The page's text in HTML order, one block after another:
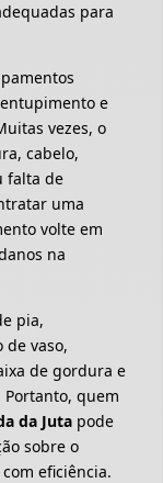
para
e
vezes, o
cabelo,
falta de
uma
volte em
na
pia,
vaso,
de gordura e
quem
da Juta pode
sobre o
eficiência.